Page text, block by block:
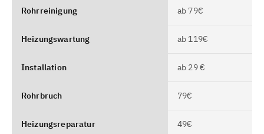
Rohrreinigung ab 79€
Heizungswartung ab 119€
Installation ab 29 €
Rohrbruch 79€
Heizungsreparatur 49€